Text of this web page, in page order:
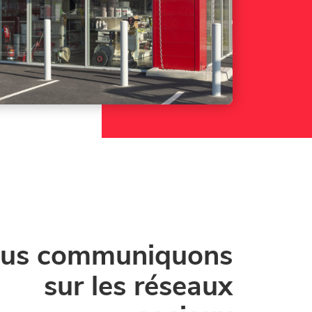
communiquons
sur les réseaux